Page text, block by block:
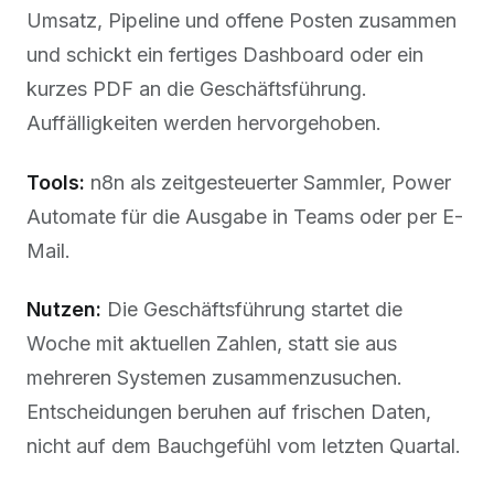
Umsatz, Pipeline und offene Posten zusammen
und schickt ein fertiges Dashboard oder ein
kurzes PDF an die Geschäftsführung.
Auffälligkeiten werden hervorgehoben.
Tools: n8n als zeitgesteuerter Sammler, Power
Automate für die Ausgabe in Teams oder per E-
Mail.
Nutzen: Die Geschäftsführung startet die
Woche mit aktuellen Zahlen, statt sie aus
mehreren Systemen zusammenzusuchen.
Entscheidungen beruhen auf frischen Daten,
nicht auf dem Bauchgefühl vom letzten Quartal.